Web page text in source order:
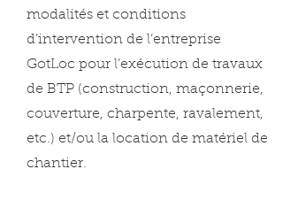
modalités et conditions
d’intervention de l’entreprise
GotLoc pour l’exécution de travaux
de BTP (construction, maçonnerie,
couverture, charpente, ravalement,
etc.) et/ou la location de matériel de
chantier.